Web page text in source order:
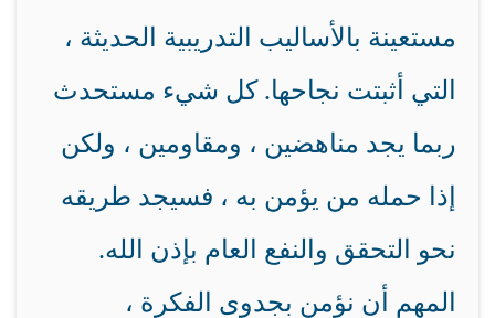
مستعينة بالأساليب التدريبية الحديثة ،
التي أثبتت نجاحها. كل شيء مستحدث
ربما يجد مناهضين ، ومقاومين ، ولكن
إذا حمله من يؤمن به ، فسيجد طريقه
نحو التحقق والنفع العام بإذن الله.
المهم أن نؤمن بجدوى الفكرة ،